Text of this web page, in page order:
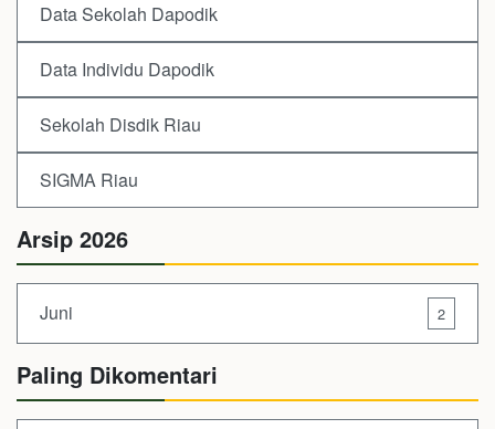
Data Sekolah Dapodik
Data Individu Dapodik
Sekolah Disdik Riau
SIGMA Riau
Arsip 2026
Juni 2
Paling Dikomentari